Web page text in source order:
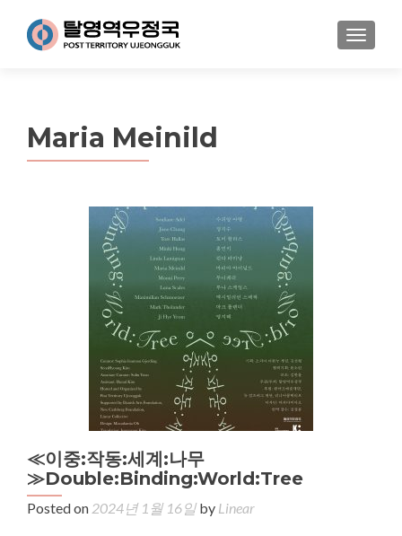
MENU
Maria Meinild
≪이중:작동:세계:나무
≫Double:Binding:World:Tree
Posted on 2024년 1월 16일by Linear